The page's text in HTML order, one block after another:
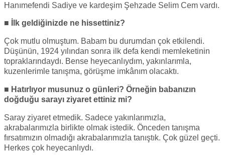
Hanımefendi Sadiye ve kardeşim Şehzade Selim Cem vardı.
■ İlk geldiğinizde ne hissettiniz?
Çok mutlu olmuştum. Babam bu durumdan çok etkilendi.
Düşünün, 1924 yılından sonra ilk defa kendi memleketinin
topraklarındaydı. Bense heyecanlıydım, yakınlarımla,
kuzenlerimle tanışma, görüşme imkânım olacaktı.
■ Hatırlıyor musunuz o günleri? Örneğin babanızın
doğduğu sarayı ziyaret ettiniz mi?
Saray ziyaret etmedik. Sadece yakınlarımızla,
akrabalarımızla birlikte olmak istedik. Önceden tanışma
fırsatımızın olmadığı akrabalarımızla tanıştık. Çok güzel geçti.
Herkes çok heyecanlıydı.